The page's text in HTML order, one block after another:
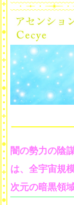
闇の勢力の陰
は、全宇宙規
次元の暗黒領